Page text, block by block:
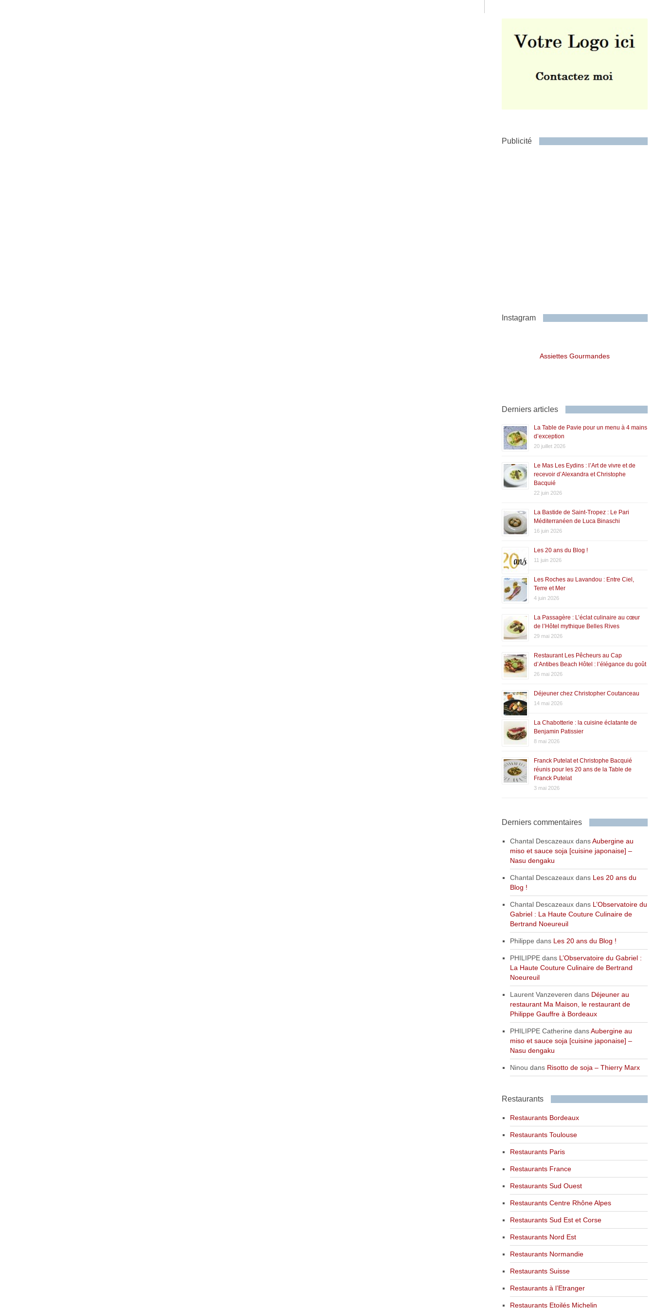
Publicité
Instagram
Assiettes Gourmandes
Derniers articles
La Table de Pavie pour un menu à 4 mains
d’exception
20 juillet 2026
Le Mas Les Eydins : l’Art de vivre et de
recevoir d’Alexandra et Christophe
Bacquié
22 juin 2026
La Bastide de Saint-Tropez : Le Pari
Méditerranéen de Luca Binaschi
16 juin 2026
Les 20 ans du Blog !
11 juin 2026
Les Roches au Lavandou : Entre Ciel,
Terre et Mer
4 juin 2026
La Passagère : L’éclat culinaire au cœur
de l’Hôtel mythique Belles Rives
29 mai 2026
Restaurant Les Pêcheurs au Cap
d’Antibes Beach Hôtel : l’élégance du goût
26 mai 2026
Déjeuner chez Christopher Coutanceau
14 mai 2026
La Chabotterie : la cuisine éclatante de
Benjamin Patissier
8 mai 2026
Franck Putelat et Christophe Bacquié
réunis pour les 20 ans de la Table de
Franck Putelat
3 mai 2026
Derniers commentaires
Chantal DescazeauxdansAubergine au
miso et sauce soja [cuisine japonaise] –
Nasu dengaku
Chantal Descazeauxdans Les 20 ans du
Blog !
Chantal Descazeauxdans L’Observatoire du
Gabriel : La Haute Couture Culinaire de
Bertrand Noeureuil
Philippe dans Les 20 ans du Blog !
PHILIPPEdans L’Observatoire du Gabriel :
La Haute Couture Culinaire de Bertrand
Noeureuil
Laurent Vanzeveren dans Déjeuner au
restaurant Ma Maison, le restaurant de
Philippe Gauffre à Bordeaux
PHILIPPE Catherine dansAubergine au
miso et sauce soja [cuisine japonaise] –
Nasu dengaku
Ninou dans Risotto de soja – Thierry Marx
Restaurants
Restaurants Bordeaux
Restaurants Toulouse
Restaurants Paris
Restaurants France
Restaurants Sud Ouest
Restaurants Centre Rhône Alpes
Restaurants Sud Est et Corse
Restaurants Nord Est
Restaurants Normandie
Restaurants Suisse
Restaurants à l’Etranger
Restaurants Etoilés Michelin